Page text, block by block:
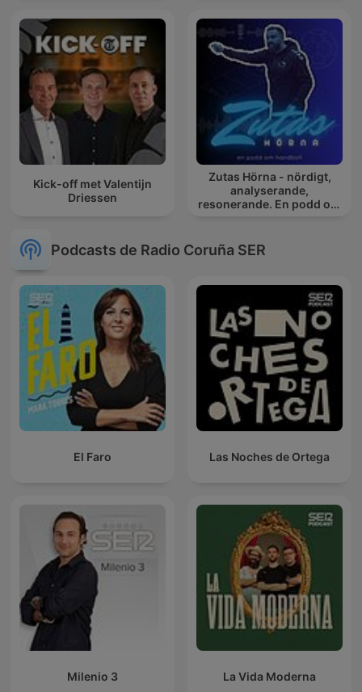
Kick-off met Valentijn
Driessen
Zutas Hörna - nördigt,
analyserande,
resonerande. En podd om
Podcasts de Radio Coruña SER
El Faro Las Noches de Ortega
Milenio 3 La Vida Moderna